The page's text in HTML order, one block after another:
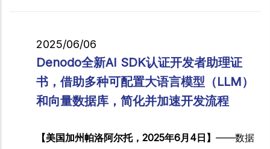
2025/06/06
Denodo全新AI SDK认证开发者助理证
书，借助多种可配置大语言模型（LLM）
和向量数据库，简化并加速开发流程
【美国加州帕洛阿尔托，2025年6月4日】 ——数据